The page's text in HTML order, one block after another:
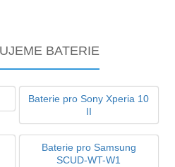
BATERIE
Baterie pro Sony Xperia 10
II
Baterie pro Samsung
SCUD-WT-W1